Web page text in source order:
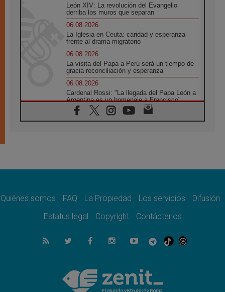
León XIV: La revolución del Evangelio
derriba los muros que separan
06.08.2026
La Iglesia en Ceuta: caridad y esperanza
frente al drama migratorio
06.08.2026
La visita del Papa a Perú será un tiempo de
gracia reconciliación y esperanza
06.08.2026
Cardenal Rossi: "La llegada del Papa León a
Argentina es un homenaje a Francisco"
06.08.2026
En Asís, León XIV invita a los jóvenes a
05.08.2026
05.08.2026
sabiduría para afrontar los urgentes desafíos
05.08.2026
En marcha hacia Asís en nombre de San
Venezuela, Padre Pagniello: "En medio del
dolor, una Iglesia que no se rinde"
Quiénes somos FAQ La Propiedad Los servicios
Difusión
Estatus legal
Copyright Contáctenos